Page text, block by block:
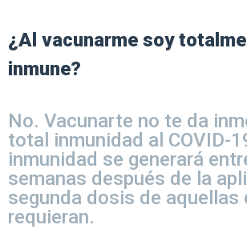
¿Al vacunarme soy
inmune?
No. Vacunarte no te da
total inmunidad al COVID-
inmunidad se generará
semanas después de la
segunda dosis de aquellas
requieran.